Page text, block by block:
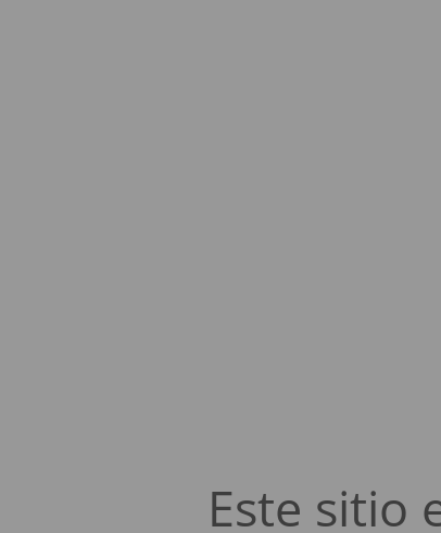
Este sitio